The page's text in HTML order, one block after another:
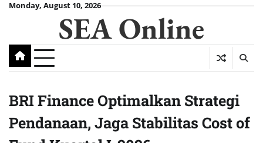
SkipMonday, August 10, 2026
SEA Online
BRI Finance Optimalkan Strategi
Pendanaan, Jaga Stabilitas Cost of